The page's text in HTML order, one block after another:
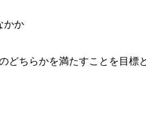
かか
ちらかを満たすことを目標